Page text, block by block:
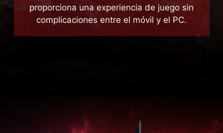
Desarrollado bajo una asociación exclusiva
con BlueStacks, el MSI APP Player